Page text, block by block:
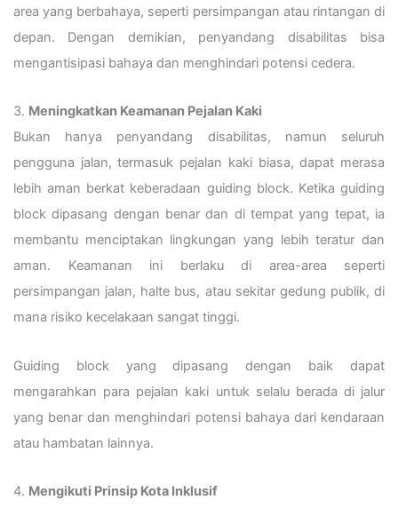
area yang berbahaya, seperti persimpangan atau rintangan di
depan. Dengan demikian, penyandang disabilitas bisa
mengantisipasi bahaya dan menghindari potensi cedera.
3. Meningkatkan Keamanan Pejalan Kaki
Bukan hanya penyandang disabilitas, namun seluruh
pengguna jalan, termasuk pejalan kaki biasa, dapat merasa
lebih aman berkat keberadaan guiding block. Ketika guiding
block dipasang dengan benar dan di tempat yang tepat, ia
membantu menciptakan lingkungan yang lebih teratur dan
aman. Keamanan ini berlaku di area-area seperti
persimpangan jalan, halte bus, atau sekitar gedung publik, di
mana risiko kecelakaan sangat tinggi.
Guiding block yang dipasang dengan baik dapat
mengarahkan para pejalan kaki untuk selalu berada di jalur
yang benar dan menghindari potensi bahaya dari kendaraan
atau hambatan lainnya.
4. Mengikuti Prinsip Kota Inklusif